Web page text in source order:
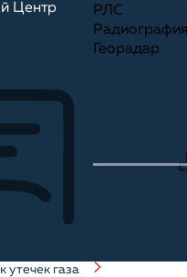
Центр
РЛС
Георадар
утечек газа